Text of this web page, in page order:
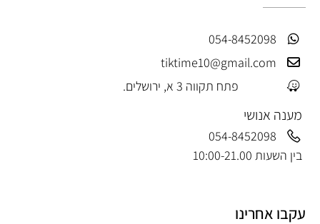
054-8452098
tiktime10@gmail.com
פתח תקווה 3 א, ירושלים.
מענה אנושי
054-8452098
בין השעות 10:00-21.00
עקבו אחרינו